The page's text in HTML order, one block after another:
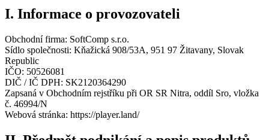
I. Informace o provozovateli
Obchodní firma: SoftComp s.r.o.
Sídlo společnosti: Kňažická 908/53A, 951 97 Žitavany, Slovak
Republic
IČO: 50526081
DIČ / IČ DPH: SK2120364290
Zapsaná v Obchodním rejstříku při OR SR Nitra, oddíl Sro, vložka
č. 46994/N
Webová stránka: https://player.land/